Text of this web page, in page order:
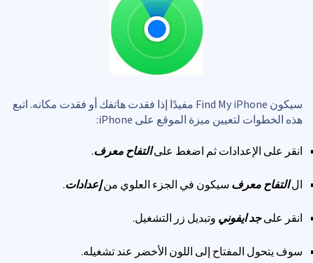
سيكون Find My iPhone مفيدًا إذا فقدت هاتفك أو فقدت مكانه. اتبع
هذه الخطوات لتعيين ميزة الموقع على iPhone:
انقر على الإعدادات ثم اضغط علىالتفاح معرف.
الالتفاح معرف سيكون في الجزء العلوي منإعدادات.
انقر علىجد ايفوني وتبديل زر التشغيل.
سوف يتحول المفتاح إلى اللون الأخضر عند تشغيله.